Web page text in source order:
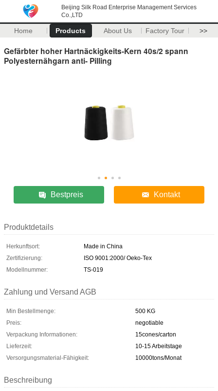
Beijing Silk Road Enterprise Management Services
Co.,LTD
Home Products About Us Factory Tour >>
Gefärbter hoher Hartnäckigkeits-Kern 40s/2 spann
Polyesternähgarn anti- Pilling
Bestpreis Kontakt
Produktdetails
Herkunftsort:
Made in China
Zertifizierung:
ISO 9001:2000/ Oeko-Tex
Modellnummer:
TS-019
Zahlung und Versand AGB
Min Bestellmenge:
500 KG
Preis:
negotiable
Verpackung Informationen:
15cones/carton
Lieferzeit:
10-15 Arbeitstage
Versorgungsmaterial-Fähigkeit:
10000tons/Monat
Beschreibung